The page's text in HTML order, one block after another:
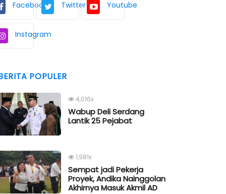
Facebook Twitter Youtube
Instagram
POPULER
4,016x
Wabup Deli Serdang
Lantik 25 Pejabat
1,981x
Sempat jadi Pekerja
Proyek, Andika Nainggolan
Akhirnya Masuk Akmil AD